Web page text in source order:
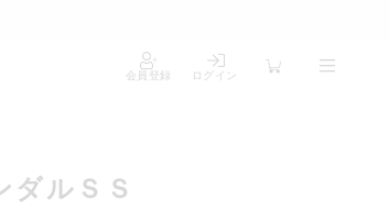
会員登録 ログイン
ダルＳＳ